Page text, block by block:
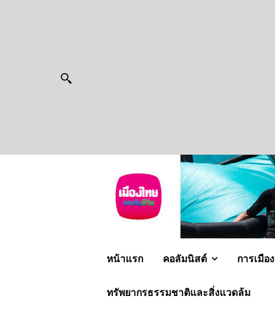
หน้าแรก คอลัมนิสต์ การเมือง
ทรัพยากรธรรมชาติและสิ่งแวดล้ม